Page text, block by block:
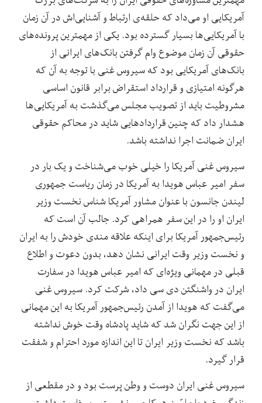
آمریکایی او می‌داد که حلقه‌ی ارتباط و آشنایی‌اش در آن زمان
با آمریکایی‌ها بسیار گسترده بود. یکی از مهمترین پرونده‌های
حقوقی آن زمان موضوع وام گرفتن بانک‌های ایرانی از
بانک‌های آمریکایی بود که سیروس غنی با توجه به آن که
هرگونه امتیازی و قرارداد استقراض برابر قانون اساسی
مشروطیت باید از تصویب مجلس می‌گذشت به آمریکایی‌ها
هشدار داد که چنین قراردادهایی شاید در محاکم حقوقی
ایران ضمانت اجرا نداشته باشد.
سیروس غنی آمریکا را خیلی خوب می‌شناخت و یک بار در
سفر امیر عباس هویدا به آمریکا در زمان ریاست جمهوری
لیندن جانسون با عنوان مشاور آمریکا شناس نخست وزیر
ایران او را در این سفر همراهی کرد. جالب آن است که
رئیس‌جمهور آمریکا برای اینکه علاقه مندی خودش را به ایران
و نخست وزیر وقت ایرانی نشان دهد، بدون دعوت و اطلاع
قبلی در مهمانی ویژه‌ای که امیر عباس هویدا در سفارت
ایران در واشنگتن دی سی داد، شرکت کرد. سیروس غنی
می‌گفت که هویدا از آمدن رئیس‌جمهور آمریکا به این مهمانی
از این جهت نگران شد که شاید پادشاه وقت خوش نداشته
باشد که نخست وزیر ایران تا این اندازه مورد احترام و شفقت
قرار گیرد.
سیروس غنی ایران دوست و وطن پرست بود و در مقطعی از